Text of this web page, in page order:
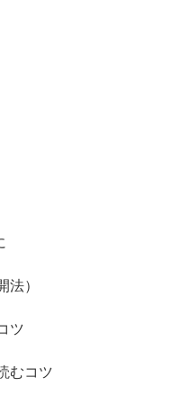
法）
ツ
むコツ